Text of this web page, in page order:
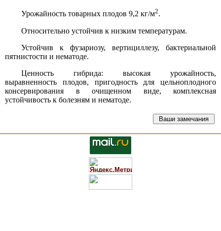
Урожайность товарных плодов 9,2 кг/м2.
Относительно устойчив к низким температурам.
Устойчив к фузариозу, вертициллезу, бактериальной
пятнистости и нематоде.
Ценность гибрида: высокая урожайность,
выравненность плодов, пригодность для цельноплодного
консервирования в очищенном виде, комплексная
устойчивость к болезням и нематоде.